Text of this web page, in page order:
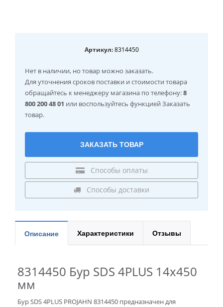
Артикул:8314450
Нет в наличии, но товар можно заказать.
Для уточнения сроков поставки и стоимости товара
обращайтесь к менеджеру магазина по телефону:8
800 200 48 01 или воспользуйтесь функцией Заказать
товар.
ЗАКАЗАТЬ ТОВАР
Способы оплаты
Способы доставки
Описание Характеристики Отзывы
8314450 Бур SDS 4PLUS 14x450
мм
Бур SDS 4PLUS PROJAHN 8314450 предназначен для